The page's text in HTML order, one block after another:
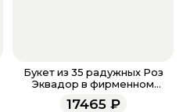
Букет из 35 радужных Роз
Эквадор в фирменном
оформлении
17465₽